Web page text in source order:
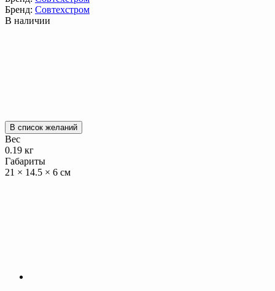
Бренд: Совтехстром
В наличии
В список желаний
Вес
0.19 кг
Габариты
21 × 14.5 × 6 см